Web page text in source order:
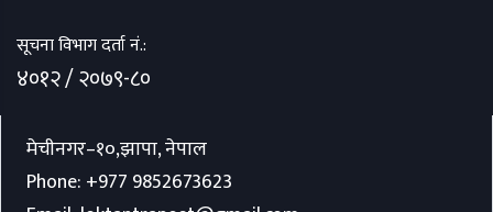
सूचना विभाग दर्ता नं.:
४०१२ / २०७९-८०
मेचीनगर–१०,झापा, नेपाल
Phone: +977 9852673623